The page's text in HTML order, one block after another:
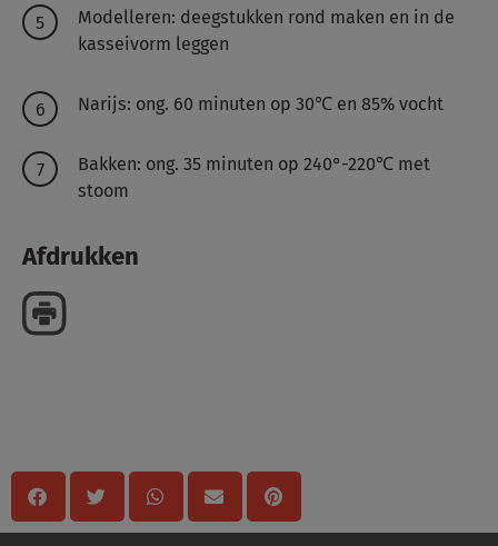
Modelleren: deegstukken rond maken en in de
kasseivorm leggen
Narijs: ong. 60 minuten op 30℃ en 85% vocht
Bakken: ong. 35 minuten op 240°-220℃ met
stoom
Afdrukken